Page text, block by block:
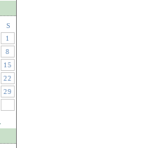
S
1
8
15
22
29